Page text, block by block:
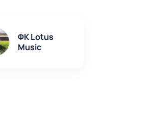
ФК Lotus
Music